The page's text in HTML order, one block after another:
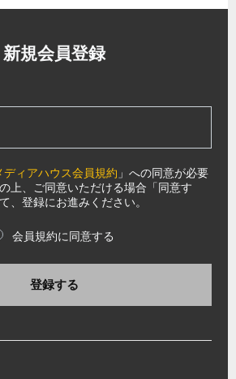
新規会員登録
ディアハウス会員規約 」への同意が必要
上、ご同意いただける場合「同意す
、登録にお進みください。
会員規約に同意する
登録する